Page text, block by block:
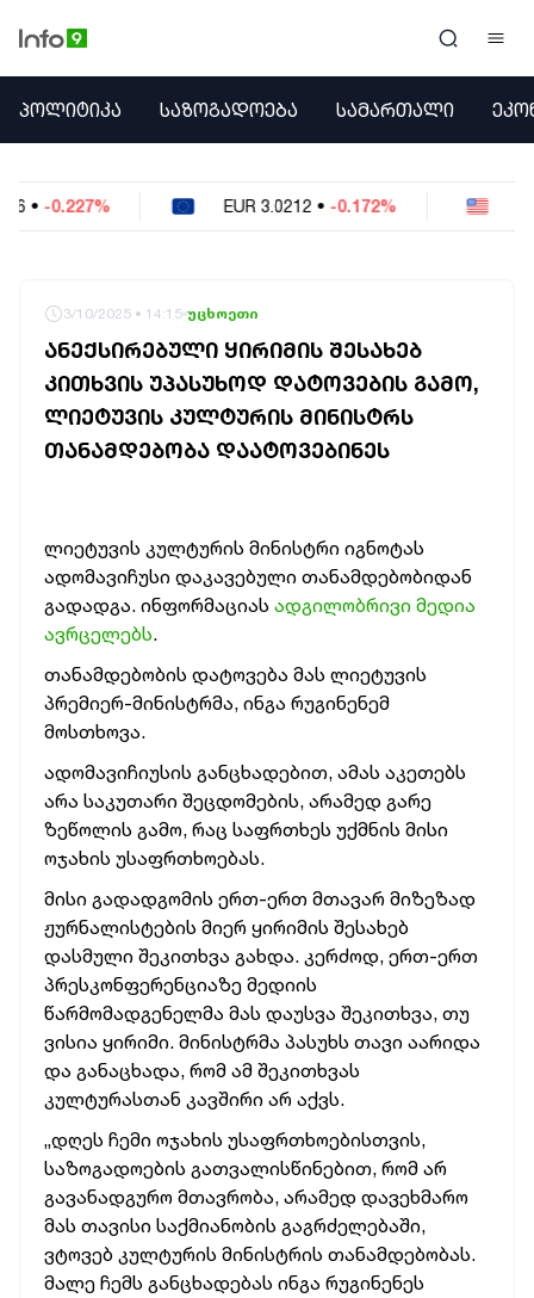
ᲞᲝᲚᲘᲢᲘᲙᲐ
ᲔᲙᲝᲜᲝᲛᲘᲙᲐ
ᲣᲪᲮᲝᲔᲗᲘ
ᲐᲛᲘᲜᲓᲘ
ᲡᲐᲛᲮᲔᲓᲠᲝ
ᲠᲔᲒᲘᲝᲜᲘ
ᲘᲜᲢᲔᲠᲕᲘᲣ
ᲞᲝᲚᲘᲢᲘᲙᲐ ᲡᲐᲖᲝᲒᲐᲓᲝᲔᲑᲐ ᲡᲐᲛᲐᲠᲗᲐᲚᲘ
EUR 3.0212 -0.172% USD 2.621 -0.05%
3/10/2025 • 14:15 უცხოეთი
ᲐᲜᲔᲥᲡᲘᲠᲔᲑᲣᲚᲘ ᲧᲘᲠᲘᲛᲘᲡ ᲨᲔᲡᲐᲮᲔᲑ
ᲙᲘᲗᲮᲕᲘᲡ ᲣᲞᲐᲡᲣᲮᲝᲓ ᲓᲐᲢᲝᲕᲔᲑᲘᲡ ᲒᲐᲛᲝ,
ᲚᲘᲔᲢᲣᲕᲘᲡ ᲙᲣᲚᲢᲣᲠᲘᲡ ᲛᲘᲜᲘᲡᲢᲠᲡ
ᲗᲐᲜᲐᲛᲓᲔᲑᲝᲑᲐ ᲓᲐᲐᲢᲝᲕᲔᲑᲘᲜᲔᲡ
ლიეტუვის კულტურის მინისტრი იგნოტას
ადომავიჩუსი დაკავებული თანამდებობიდან
გადადგა. ინფორმაციას ადგილობრივი მედია
ავრცელებს.
თანამდებობის დატოვება მას ლიეტუვის
პრემიერ-მინისტრმა, ინგა რუგინენემ
მოსთხოვა.
ადომავიჩიუსის განცხადებით, ამას აკეთებს
არა საკუთარი შეცდომების, არამედ გარე
ზეწოლის გამო, რაც საფრთხეს უქმნის მისი
ოჯახის უსაფრთხოებას.
მისი გადადგომის ერთ-ერთ მთავარ მიზეზად
ჟურნალისტების მიერ ყირიმის შესახებ
დასმული შეკითხვა გახდა. კერძოდ, ერთ-ერთ
პრესკონფერენციაზე მედიის
წარმომადგენელმა მას დაუსვა შეკითხვა, თუ
ვისია ყირიმი. მინისტრმა პასუხს თავი აარიდა
და განაცხადა, რომ ამ შეკითხვას
კულტურასთან კავშირი არ აქვს.
„დღეს ჩემი ოჯახის უსაფრთხოებისთვის,
საზოგადოების გათვალისწინებით, რომ არ
გავანადგურო მთავრობა, არამედ დავეხმარო
მას თავისი საქმიანობის გაგრძელებაში,
ვტოვებ კულტურის მინისტრის თანამდებობას.
მალე ჩემს განცხადებას ინგა რუგინენეს